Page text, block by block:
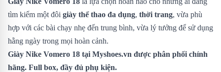
tìm kiếm một đôi giày thể thao đa dụng, thời trang, vừa phù
hợp với các bài chạy nhẹ đến trung bình, vừa lý tưởng để sử dụng
hằng ngày trong mọi hoàn cảnh.
Giày Nike Vomero 18 tại Myshoes.vn được phân phối chính
hãng. Full box, đầy đủ phụ kiện.